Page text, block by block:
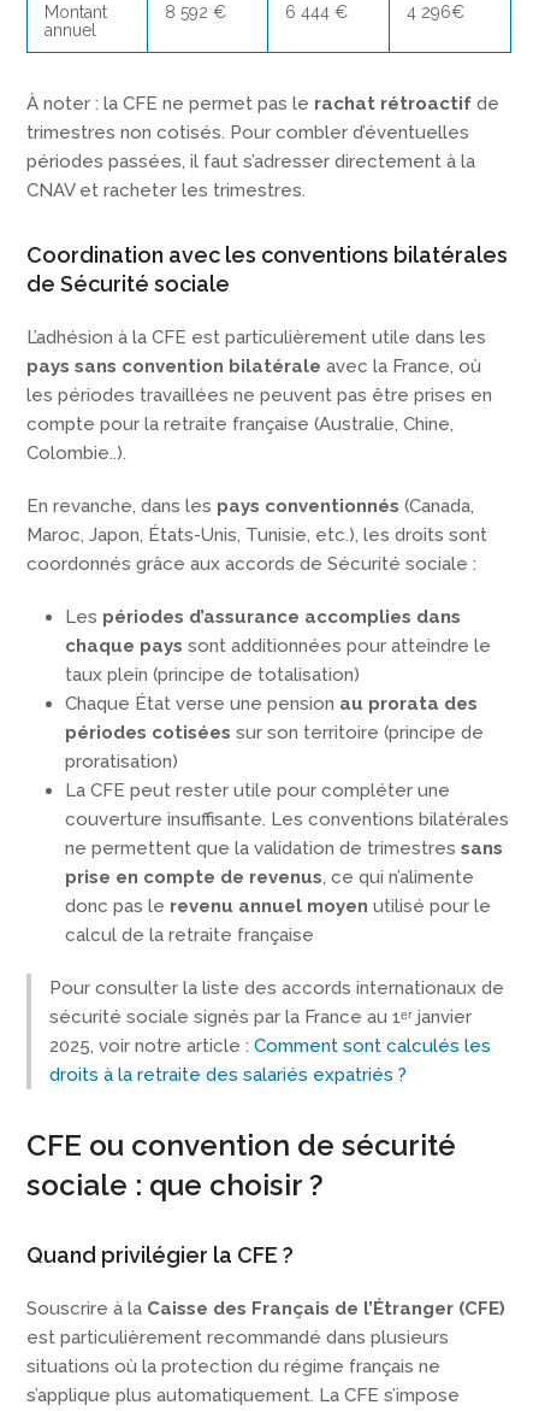
Montant
annuel
8 592 € 6 444 € 4 296€
À noter : la CFE ne permet pas le rachat rétroactif de
trimestres non cotisés. Pour combler d’éventuelles
périodes passées, il faut s’adresser directement à la
CNAV et racheter les trimestres.
Coordination avec les conventions bilatérales
de Sécurité sociale
L’adhésion à la CFE est particulièrement utile dans les
pays sans convention bilatérale avec la France, où
les périodes travaillées ne peuvent pas être prises en
compte pour la retraite française (Australie, Chine,
Colombie..).
En revanche, dans les pays conventionnés (Canada,
Maroc, Japon, États-Unis, Tunisie, etc.), les droits sont
coordonnés grâce aux accords de Sécurité sociale :
Les périodes d’assurance accomplies dans
chaque pays sont additionnées pour atteindre le
taux plein (principe de totalisation)
Chaque État verse une pension au prorata des
périodes cotisées sur son territoire (principe de
proratisation)
La CFE peut rester utile pour compléter une
couverture insuffisante. Les conventions bilatérales
ne permettent que la validation de trimestressans
prise en compte de revenus, ce qui n’alimente
donc pas le revenu annuel moyen utilisé pour le
calcul de la retraite française
Pour consulter la liste des accords internationaux de
sécurité sociale signés par la France au 1ᵉʳ janvier
2025, voir notre article :Comment sont calculés les
droits à la retraite des salariés expatriés ?
CFE ou convention de sécurité
sociale : que choisir ?
Quand privilégier la CFE ?
Souscrire à la Caisse des Français de l’Étranger (CFE)
est particulièrement recommandé dans plusieurs
situations où la protection du régime français ne
s’applique plus automatiquement. La CFE s’impose